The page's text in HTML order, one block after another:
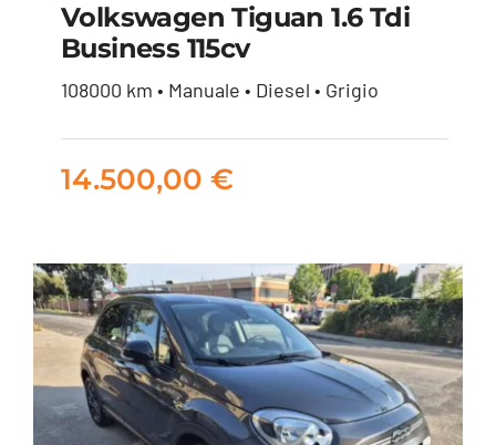
Volkswagen Tiguan
14.500,00
Volkswagen Tiguan 1.6 Tdi
Business 115cv
108000 km • Manuale • Diesel • Grigio
14.500,00 €